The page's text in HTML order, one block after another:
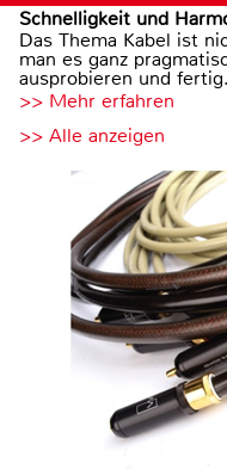
Schnelligkeit und
Das Thema Kabel ist
man es ganz
ausprobieren und fertig.
>> Mehr erfahren
>> Alle anzeigen